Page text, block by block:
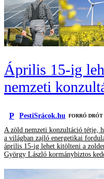
Április 15-ig
nemzeti
P PestiSrácok.hu FORRÓ DRÓT
A zöld nemzeti konzultáció tétje,
a világban zajló energetikai
április 15-ig lehet kitölteni a
György László kormánybiztos